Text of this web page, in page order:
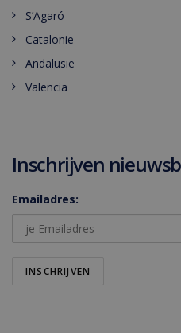
S’Agaró
Catalonie
Andalusië
Valencia
Inschrijven
Emailadres: